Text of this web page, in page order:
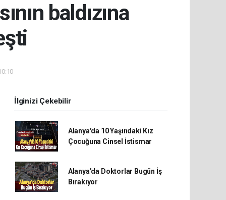
baldızına
İlginizi Çekebilir
Alanya'da 10 Yaşındaki Kız
Çocuğuna Cinsel İstismar
Alanya’da Doktorlar Bugün İş
Bırakıyor